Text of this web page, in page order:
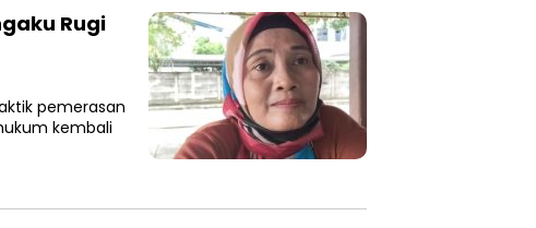
Rugi
pemerasan
kembali